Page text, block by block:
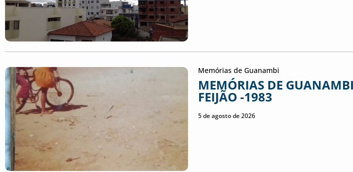
Memórias de Guanambi
MEMÓRIAS DE
FEIJÃO -1983
5 de agosto de 2026